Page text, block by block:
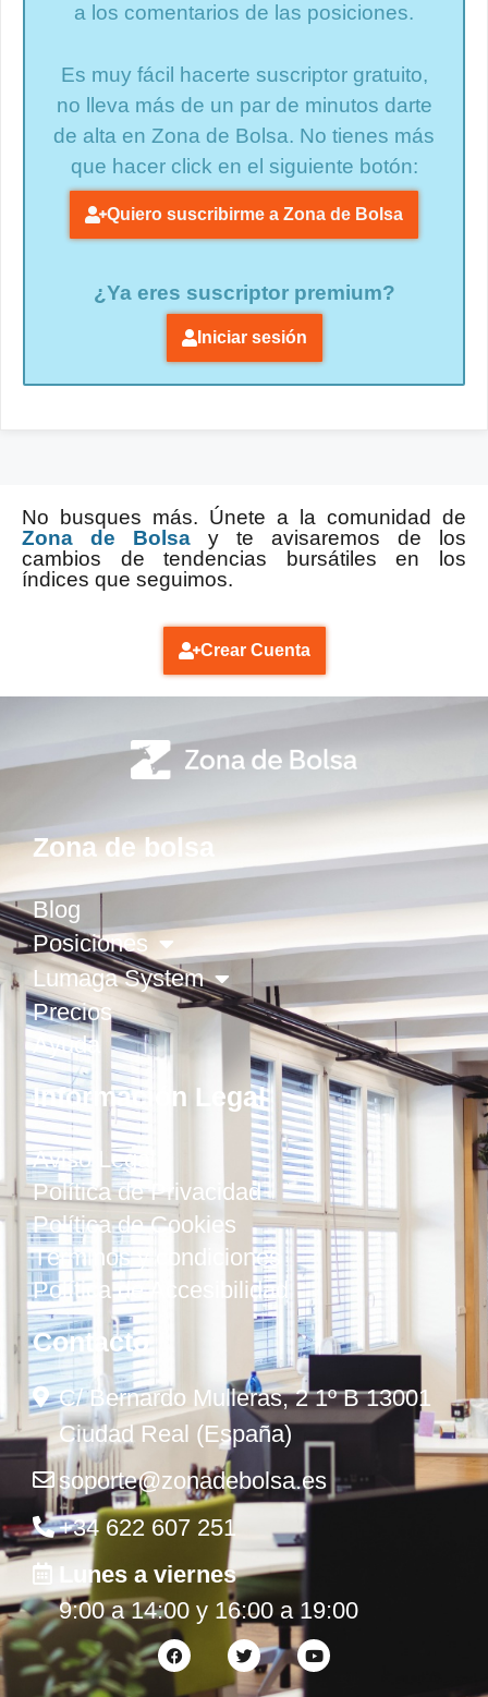
a los comentarios de las posiciones.
Es muy fácil hacerte suscriptor gratuito,
no lleva más de un par de minutos darte
de alta en Zona de Bolsa. No tienes más
que hacer click en el siguiente botón:
Quiero suscribirme a Zona de Bolsa
¿Ya eres suscriptor premium?
Iniciar sesión
No busques más. Únete a la comunidad de
Zona de Bolsa y te avisaremos de los
cambios de tendencias bursátiles en los
índices que seguimos.
Crear Cuenta
Zona de bolsa
Blog
Posiciones
Lumaga System
Precios
Ayuda
Información Legal
Aviso Legal
Política de Privacidad
Política de Cookies
Términos y condiciones
Política de Accesibilidad
Contacto
C/ Bernardo Mulleras, 2 1º B 13001
Ciudad Real (España)
soporte@zonadebolsa.es
+34 622 607 251
Lunes a viernes
9:00 a 14:00 y 16:00 a 19:00